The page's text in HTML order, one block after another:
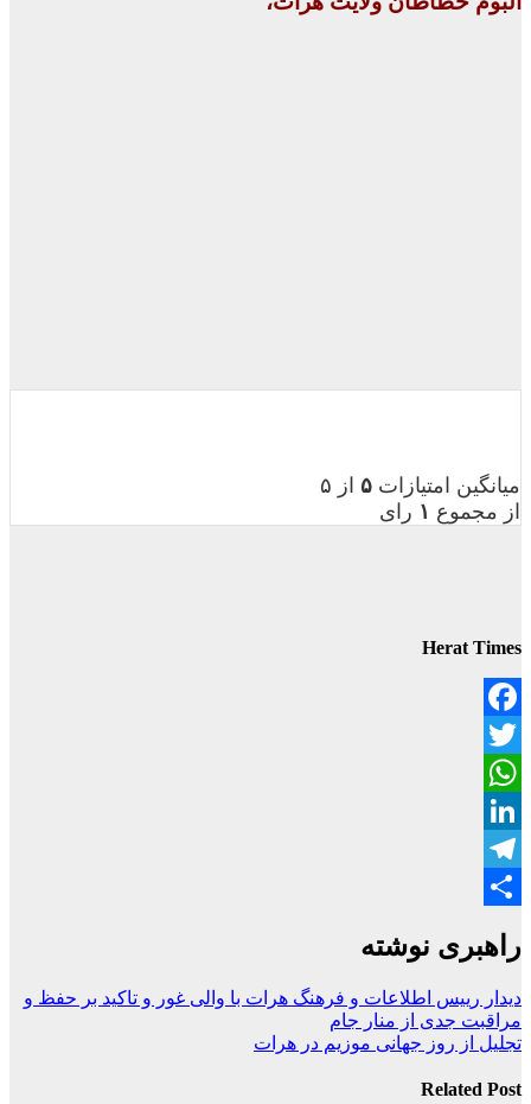
میانگین امتیازات ۵ از ۵
از مجموع ۱ رای
Herat Times
Facebook
Twitter
WhatsApp
LinkedIn
Telegram
راهبری نوشته
دیدار رییس اطلاعات و فرهنگ هرات با والی غور و تاکید بر حفظ و
مراقبت جدی از منار جام
تجلیل از روز جهانی موزیم در هرات
Related Post